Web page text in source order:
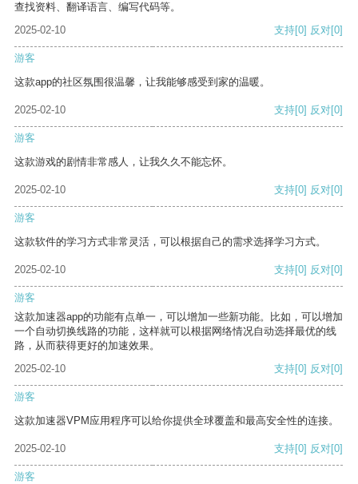
查找资料、翻译语言、编写代码等。
2025-02-10
支持[0] 反对[0]
游客
这款app的社区氛围很温馨，让我能够感受到家的温暖。
2025-02-10 支持[0] 反对[0]
游客
这款游戏的剧情非常感人，让我久久不能忘怀。
2025-02-10 支持[0] 反对[0]
游客
这款软件的学习方式非常灵活，可以根据自己的需求选择学习方式。
2025-02-10 支持[0] 反对[0]
游客
这款加速器app的功能有点单一，可以增加一些新功能。比如，可以增加
一个自动切换线路的功能，这样就可以根据网络情况自动选择最优的线
路，从而获得更好的加速效果。
2025-02-10
支持[0] 反对[0]
游客
这款加速器VPM应用程序可以给你提供全球覆盖和最高安全性的连接。
2025-02-10 支持[0] 反对[0]
游客